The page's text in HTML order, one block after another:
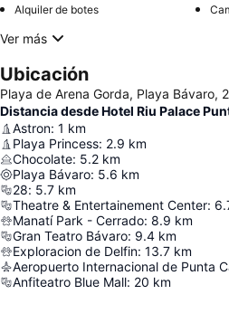
Alquiler de botes
Ver más
Ubicación
Playa de Arena Gorda, Playa Bávaro,
Distancia desde Hotel Riu Palace
Astron: 1 km
Playa Princess: 2.9 km
Chocolate: 5.2 km
Playa Bávaro: 5.6 km
28: 5.7 km
Theatre & Entertainement Center:
Manatí Park - Cerrado: 8.9 km
Gran Teatro Bávaro: 9.4 km
Exploracion de Delfin: 13.7 km
Aeropuerto Internacional de Punta
Anfiteatro Blue Mall: 20 km